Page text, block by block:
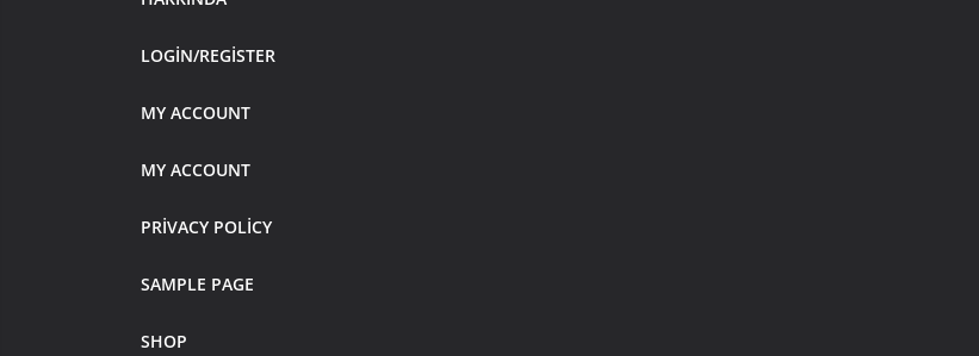
LOGIN/REGISTER
MY ACCOUNT
MY ACCOUNT
PRIVACY POLICY
SAMPLE PAGE
SHOP